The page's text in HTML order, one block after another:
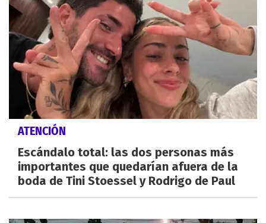
ATENCIÓN
Escándalo total: las dos personas más
importantes que quedarían afuera de la
boda de Tini Stoessel y Rodrigo de Paul